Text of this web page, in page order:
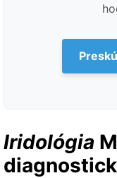
Iridológia